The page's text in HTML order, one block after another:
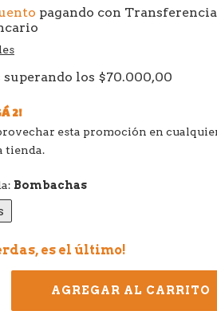
pagando con
superando los $70.000,00
2!
esta promoción en
tienda.
Bombachas
es el último!